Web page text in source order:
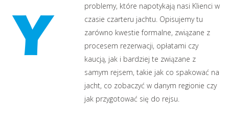
problemy, które napotykają nasi Klienci w
czasie czarteru jachtu. Opisujemy tu
zarówno kwestie formalne, związane z
procesem rezerwacji, opłatami czy
kaucją, jak i bardziej te związane z
samym rejsem, takie jak co spakować na
jacht, co zobaczyć w danym regionie czy
jak przygotować się do rejsu.